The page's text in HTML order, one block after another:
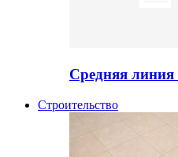
Средняя
Строительство